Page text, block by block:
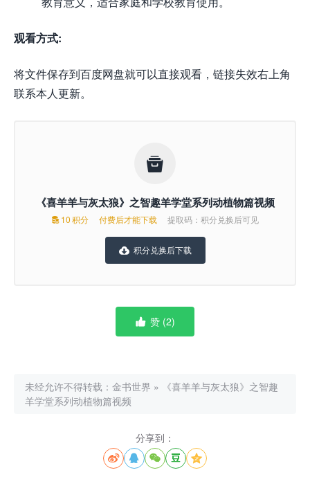
观看方式:
将文件保存到百度网盘就可以直接观看，链接失效右上角
联系本人更新。

《喜羊羊与灰太狼》之智趣羊学堂系列动植物篇视频
 10积分 付费后才能下载 提取码：积分兑换后可见
积分兑换后下载
 赞 (2)
未经允许不得转载： 金书世界 »
《喜羊羊与灰太狼》之智趣
羊学堂系列动植物篇视频
分享到：
    